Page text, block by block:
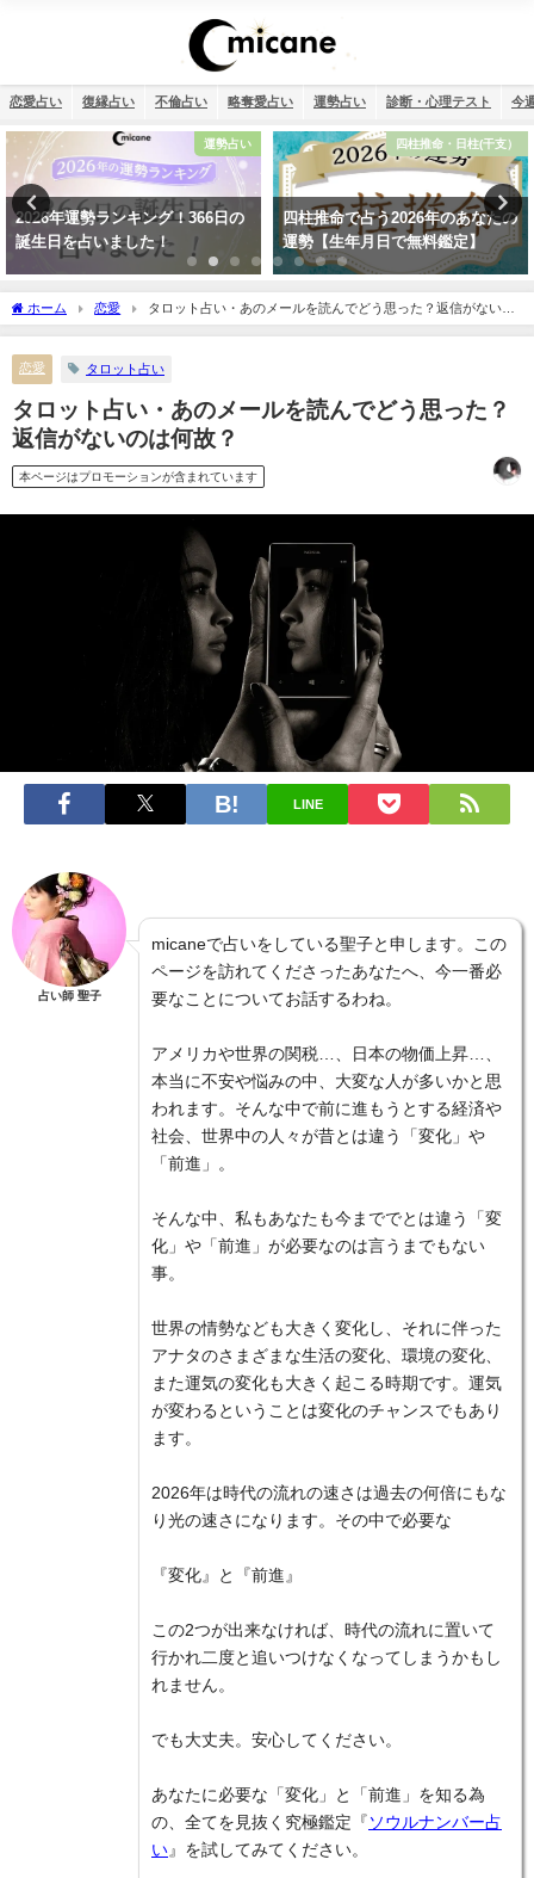
恋愛占い 復縁占い 不倫占い 略奪愛占い 運勢占い 診断・心理テスト 今
運勢占い
2026年運勢ランキング！366日の
誕生日を占いました！
四柱推命・日柱(干支）
四柱推命で占う2026年のあなたの
運勢【生年月日で無料鑑定】
ホーム 恋愛
タロット占い・あのメールを読んでどう思った？返信がないの
は何故？
恋愛 タロット占い
タロット占い・あのメールを読んでどう思った？
返信がないのは何故？
本ページはプロモーションが含まれています
LINE
占い師 聖子
micaneで占いをしている聖子と申します。この
ページを訪れてくださったあなたへ、今一番必
要なことについてお話するわね。
アメリカや世界の関税…、日本の物価上昇…、
本当に不安や悩みの中、大変な人が多いかと思
われます。そんな中で前に進もうとする経済や
社会、世界中の人々が昔とは違う「変化」や
「前進」。
そんな中、私もあなたも今まででとは違う「変
化」や「前進」が必要なのは言うまでもない
事。
世界の情勢なども大きく変化し、それに伴った
アナタのさまざまな生活の変化、環境の変化、
また運気の変化も大きく起こる時期です。運気
が変わるということは変化のチャンスでもあり
ます。
2026年は時代の流れの速さは過去の何倍にもな
り光の速さになります。その中で必要な
『変化』と『前進』
この2つが出来なければ、時代の流れに置いて
行かれ二度と追いつけなくなってしまうかもし
れません。
でも大丈夫。安心してください。
あなたに必要な「変化」と「前進」を知る為
の、全てを見抜く究極鑑定『 ソウルナンバー占
い 』を試してみてください。